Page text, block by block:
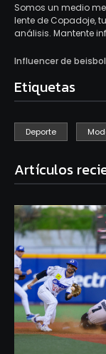
Somos un medio
lente de Copadoje,
análisis. Mantente
Influencer de beisbol
Etiquetas
Deporte
Artículos